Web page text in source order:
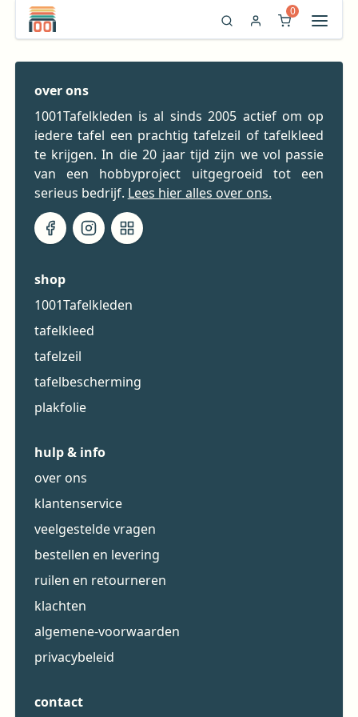
0
over ons
1001Tafelkleden is al sinds 2005 actief om op
iedere tafel een prachtig tafelzeil of tafelkleed
te krijgen. In die 20 jaar tijd zijn we vol passie
van een hobbyproject uitgegroeid tot een
serieus bedrijf. Lees hier alles over ons.
shop
1001Tafelkleden
tafelkleed
tafelzeil
tafelbescherming
plakfolie
hulp & info
over ons
klantenservice
veelgestelde vragen
bestellen en levering
ruilen en retourneren
klachten
algemene-voorwaarden
privacybeleid
contact